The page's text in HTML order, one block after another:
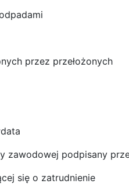
przez przełożonych
zawodowej podpisany
się o zatrudnienie